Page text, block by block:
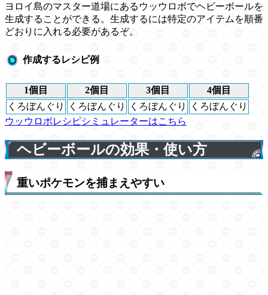
ヨロイ島のマスター道場にあるウッウロボでヘビーボールを
生成することができる。生成するには特定のアイテムを順番
どおりに入れる必要があるぞ。
作成するレシピ例
1個目 2個目 3個目
4個目
くろぼんぐり
くろぼんぐり くろぼんぐり
くろぼんぐり
ウッウロボレシピシミュレーターはこちら
ヘビーボールの効果・使い方
重いポケモンを捕まえやすい